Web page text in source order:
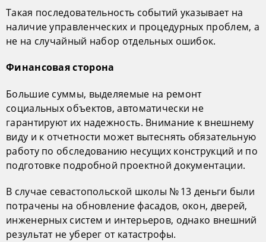
Такая последовательность событий указывает на
наличие управленческих и процедурных проблем, а
не на случайный набор отдельных ошибок.
Финансовая сторона
Большие суммы, выделяемые на ремонт
социальных объектов, автоматически не
гарантируют их надежность. Внимание к внешнему
виду и к отчетности может вытеснять обязательную
работу по обследованию несущих конструкций и по
подготовке подробной проектной документации.
В случае севастопольской школы № 13 деньги были
потрачены на обновление фасадов, окон, дверей,
инженерных систем и интерьеров, однако внешний
результат не уберег от катастрофы.